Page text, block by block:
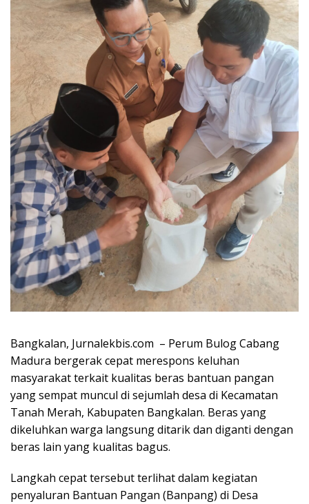
Bangkalan, Jurnalekbis.com – Perum Bulog Cabang
Madura bergerak cepat merespons keluhan
masyarakat terkait kualitas beras bantuan pangan
yang sempat muncul di sejumlah desa di Kecamatan
Tanah Merah, Kabupaten Bangkalan. Beras yang
dikeluhkan warga langsung ditarik dan diganti dengan
beras lain yang kualitas bagus.
Langkah cepat tersebut terlihat dalam kegiatan
penyaluran Bantuan Pangan (Banpang) di Desa